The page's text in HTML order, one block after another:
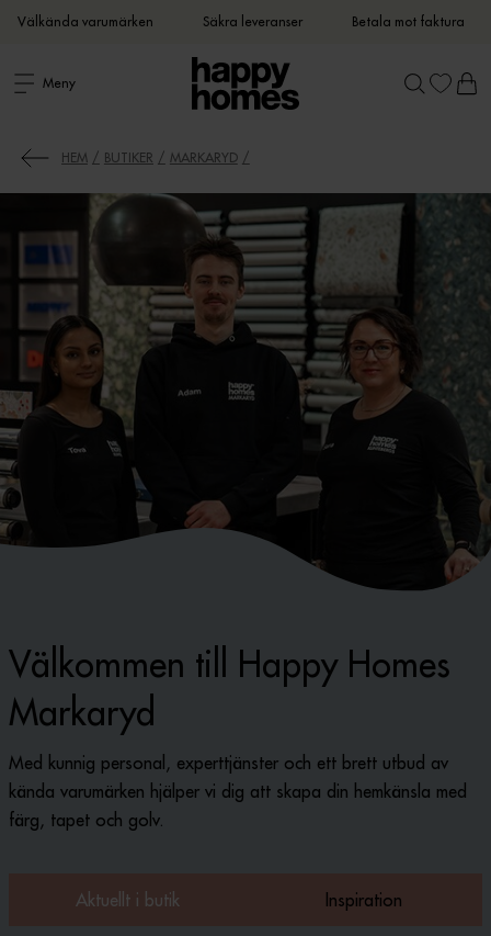
Välkända varumärken Säkra leveranser Betala mot faktura
Meny
HEM BUTIKER MARKARYD
Välkommen till Happy Homes
Markaryd
Med kunnig personal, experttjänster och ett brett utbud av
kända varumärken hjälper vi dig att skapa din hemkänsla med
färg, tapet och golv.
Aktuellt i butik Inspiration